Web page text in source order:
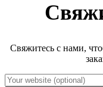
Свяжитесь с нами,